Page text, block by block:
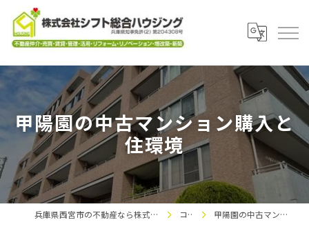
甲陽園の中古マンション購入と
住環境
兵庫県西宮市の不動産なら株式会社シフト総合ハウジング コラム 甲陽園の中古マンション購入と住環境